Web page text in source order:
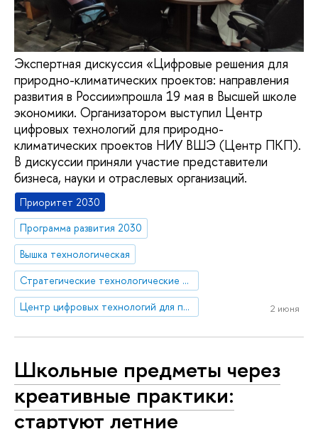
Экспертная дискуссия «Цифровые решения для
природно-климатических проектов: направления
развития в России»прошла 19 мая в Высшей школе
экономики. Организатором выступил Центр
цифровых технологий для природно-
климатических проектов НИУ ВШЭ (Центр ПКП).
В дискуссии приняли участие представители
бизнеса, науки и отраслевых организаций.
Приоритет 2030
Программа развития 2030
Вышка технологическая
Стратегические технологические проекты
Центр цифровых технологий для природно-климатических проектов программы карбоновых полигонов
2 июня
Школьные предметы через
креативные практики:
стартуют летние